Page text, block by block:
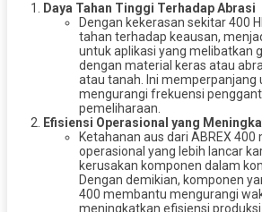
Daya Tahan Tinggi Terhadap Abrasi
Dengan kekerasan sekitar 400
tahan terhadap keausan,
untuk aplikasi yang melibatkan
dengan material keras atau
atau tanah. Ini memperpanjang
mengurangi frekuensi
pemeliharaan.
Efisiensi Operasional yang
Ketahanan aus dari ABREX
operasional yang lebih lancar
kerusakan komponen dalam
Dengan demikian, komponen
400 membantu mengurangi
meningkatkan efisiensi